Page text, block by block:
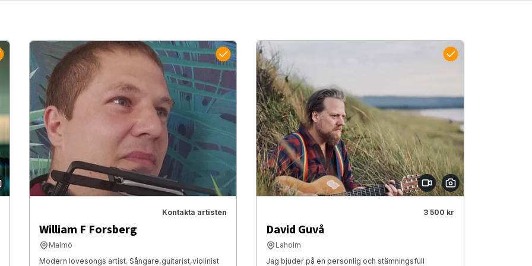
Kontakta artisten
William F Forsberg
Malmö
Modern lovesongs artist. Sångare,guitarist,violinist
3 500 kr
David Guvå
Laholm
Jag bjuder på en personlig och stämningsfull